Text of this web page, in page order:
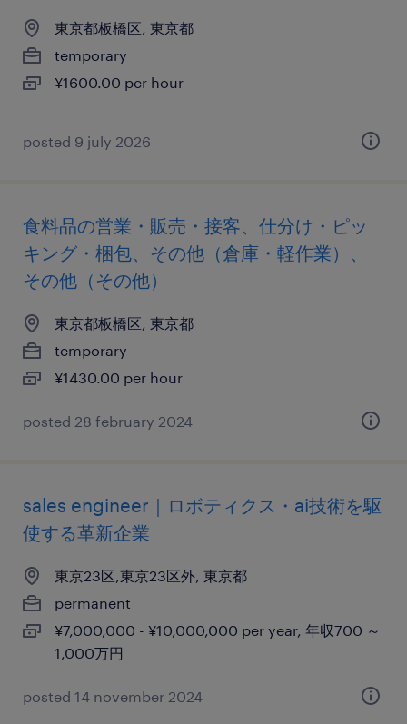
東京都板橋区, 東京都
temporary
¥1600.00 per hour
posted 9 july 2026
食料品の営業・販売・接客、仕分け・ピッ
キング・梱包、その他（倉庫・軽作業）、
その他（その他）
東京都板橋区, 東京都
temporary
¥1430.00 per hour
posted 28 february 2024
sales engineer｜ロボティクス・ai技術を駆
使する革新企業
東京23区,東京23区外, 東京都
permanent
¥7,000,000 - ¥10,000,000 per year, 年収700 ～
1,000万円
posted 14 november 2024